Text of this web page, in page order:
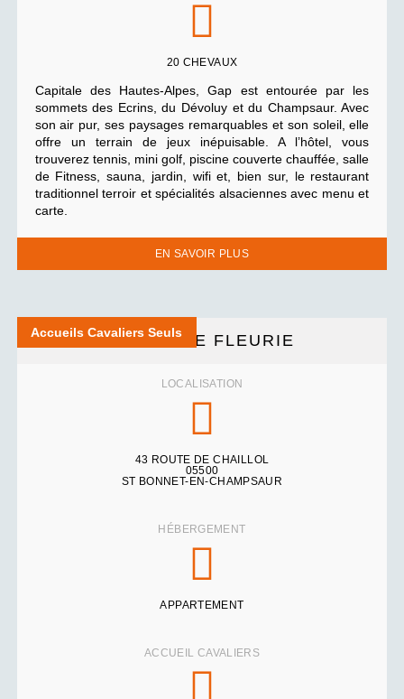
20 CHEVAUX
Capitale des Hautes-Alpes, Gap est entourée par les
sommets des Ecrins, du Dévoluy et du Champsaur. Avec
son air pur, ses paysages remarquables et son soleil, elle
offre un terrain de jeux inépuisable. A l’hôtel, vous
trouverez tennis, mini golf, piscine couverte chauffée, salle
de Fitness, sauna, jardin, wifi et, bien sur, le restaurant
traditionnel terroir et spécialités alsaciennes avec menu et
carte.
EN SAVOIR PLUS
Accueils Cavaliers SeulsLA COMBE FLEURIE
LOCALISATION
43 ROUTE DE CHAILLOL
05500
ST BONNET-EN-CHAMPSAUR
HÉBERGEMENT
APPARTEMENT
ACCUEIL CAVALIERS